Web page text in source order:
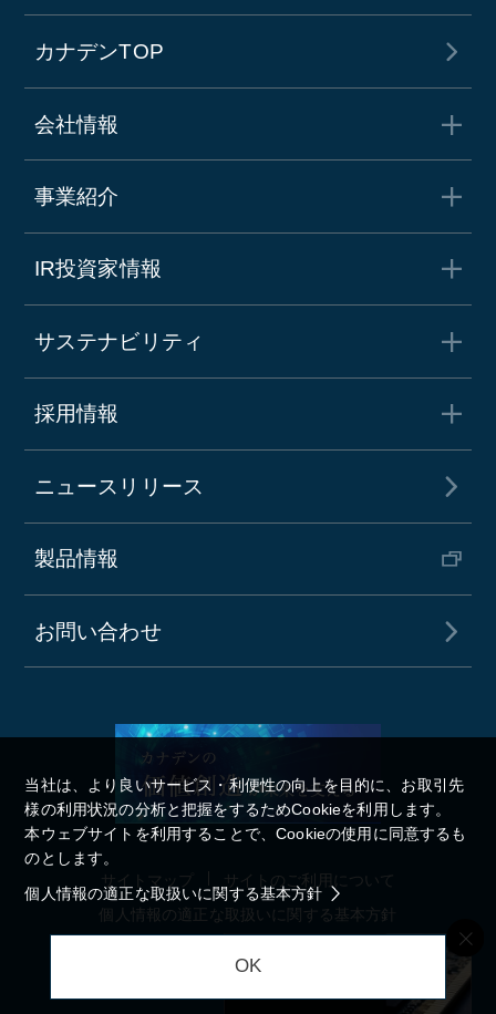
カナデンTOP
会社情報
事業紹介
IR投資家情報
サステナビリティ
採用情報
ニュースリリース
製品情報
お問い合わせ
サイトマップ サイトのご利用について
個人情報の適正な取扱いに関する基本方針
当社は、より良いサービス・利便性の向上を目的に、お取引先
様の利用状況の分析と把握をするためCookieを利用します。
本ウェブサイトを利用することで、Cookieの使用に同意するも
のとします。
個人情報の適正な取扱いに関する基本方針
OK